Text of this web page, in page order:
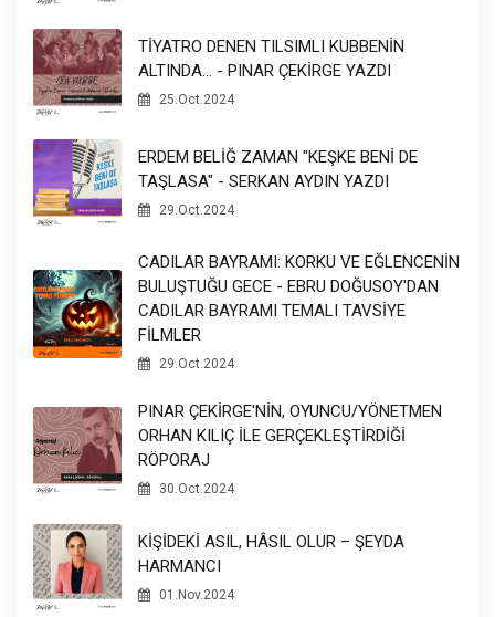
TİYATRO DENEN TILSIMLI KUBBENİN
ALTINDA... - PINAR ÇEKİRGE YAZDI
25.Oct.2024
ERDEM BELİĞ ZAMAN "KEŞKE BENİ DE
TAŞLASA" - SERKAN AYDIN YAZDI
29.Oct.2024
CADILAR BAYRAMI: KORKU VE EĞLENCENİN
BULUŞTUĞU GECE - EBRU DOĞUSOY'DAN
CADILAR BAYRAMI TEMALI TAVSİYE
FİLMLER
29.Oct.2024
PINAR ÇEKİRGE'NİN, OYUNCU/YÖNETMEN
ORHAN KILIÇ İLE GERÇEKLEŞTİRDİĞİ
RÖPORAJ
30.Oct.2024
KİŞİDEKİ ASIL, HÂSIL OLUR – ŞEYDA
HARMANCI
01.Nov.2024